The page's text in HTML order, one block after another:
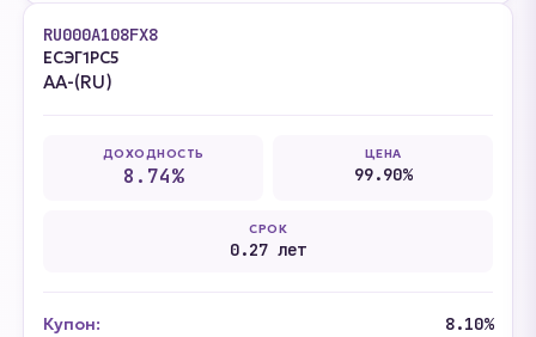
RU000A108FX8
ЕСЭГ1PC5
AA-(RU)
ДОХОДНОСТЬ
8.74%
ЦЕНА
99.90%
СРОК
0.27 лет
Купон:
8.10%